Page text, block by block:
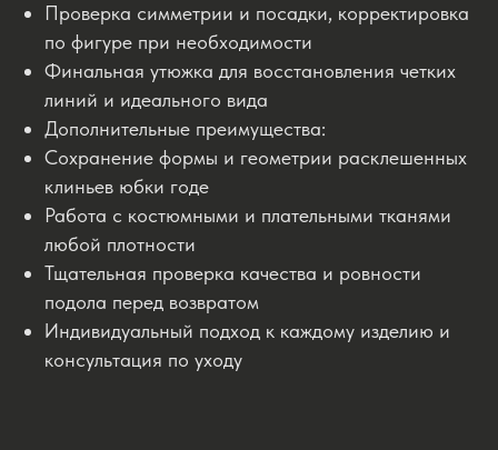
Проверка симметрии и посадки, корректировка
по фигуре при необходимости
Финальная утюжка для восстановления четких
линий и идеального вида
Дополнительные преимущества:
Сохранение формы и геометрии расклешенных
клиньев юбки годе
Работа с костюмными и плательными тканями
любой плотности
Тщательная проверка качества и ровности
подола перед возвратом
Индивидуальный подход к каждому изделию и
консультация по уходу